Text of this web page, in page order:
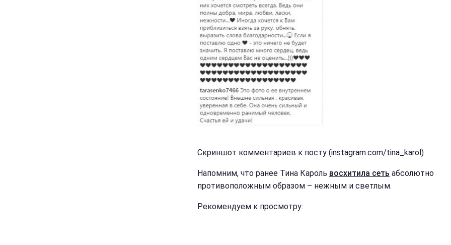
Скриншот комментариев к посту (instagram.com/tina_karol)
Напомним, что ранее Тина Кароль восхитила сеть абсолютно
противоположным образом – нежным и светлым.
Рекомендуем к просмотру: